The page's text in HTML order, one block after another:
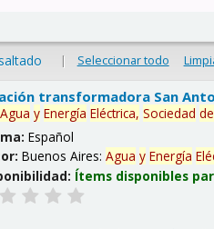
| Seleccionar todo
transformadora San
Agua y Energía Eléctrica, Sociedad de
Español
Buenos Aires:Agua y Energía
Ítems disponibles